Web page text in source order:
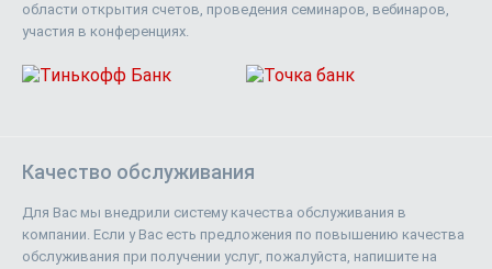
области открытия счетов, проведения семинаров, вебинаров,
участия в конференциях.
Качество обслуживания
Для Вас мы внедрили систему качества обслуживания в
компании. Если у Вас есть предложения по повышению качества
обслуживания при получении услуг, пожалуйста, напишите на